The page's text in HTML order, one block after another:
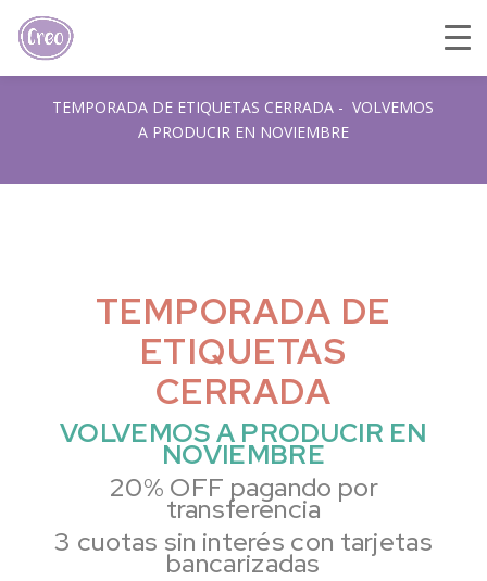
TEMPORADA DE ETIQUETAS CERRADA - VOLVEMOS
A PRODUCIR EN NOVIEMBRE
TEMPORADA DE
ETIQUETAS
CERRADA
VOLVEMOS A PRODUCIR EN
NOVIEMBRE
20% OFF pagando por
transferencia
3 cuotas sin interés con tarjetas
bancarizadas